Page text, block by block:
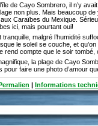
de Cayo Sombrero, il n’y
non plus. Mais beaucoup de
Caraïbes du Mexique.
ici, mais pourtant oui!
malgré l’humidité
le soleil se couche, et
rend compte que le soir
la plage de Cayo
pour faire une photo d’amour
| Informations